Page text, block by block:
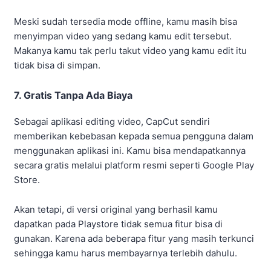
Meski sudah tersedia mode offline, kamu masih bisa
menyimpan video yang sedang kamu edit tersebut.
Makanya kamu tak perlu takut video yang kamu edit itu
tidak bisa di simpan.
7. Gratis Tanpa Ada Biaya
Sebagai aplikasi editing video, CapCut sendiri
memberikan kebebasan kepada semua pengguna dalam
menggunakan aplikasi ini. Kamu bisa mendapatkannya
secara gratis melalui platform resmi seperti Google Play
Store.
Akan tetapi, di versi original yang berhasil kamu
dapatkan pada Playstore tidak semua fitur bisa di
gunakan. Karena ada beberapa fitur yang masih terkunci
sehingga kamu harus membayarnya terlebih dahulu.